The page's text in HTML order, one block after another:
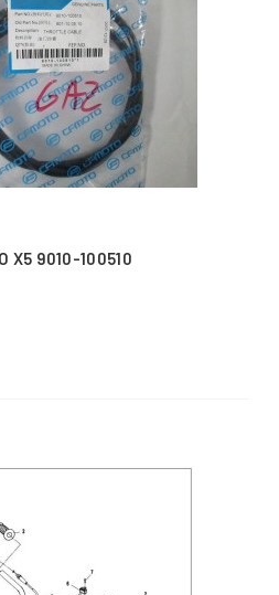
X5 9010-100510